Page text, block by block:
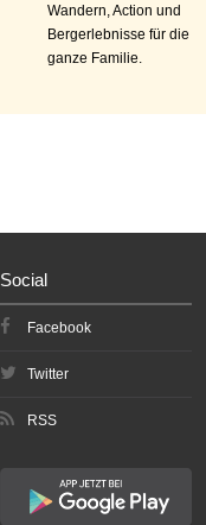
Wandern, Action und
Bergerlebnisse für die
ganze Familie.
Social
Facebook
Twitter
RSS